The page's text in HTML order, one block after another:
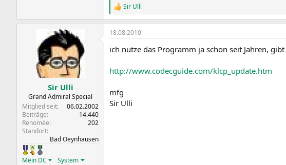
R
e
a
k
i
n
e
:
Sir Ulli
Sir Ulli
Grand Admiral Special
Mitglied seit
06.02.2002
Beiträge
14.440
Renomée
202
Standort
Bad Oeynhausen
Mein DC System
18.08.2010
ich nutze das Programm ja schon seit Jahren,
http://www.codecguide.com/klcp_update.htm
mfg
Sir Ulli